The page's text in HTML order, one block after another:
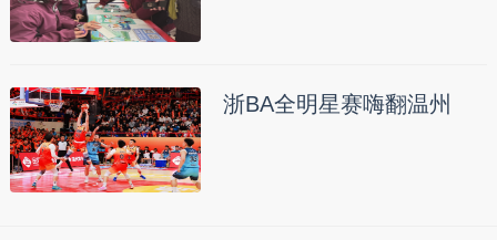
浙BA全明星赛嗨翻温州